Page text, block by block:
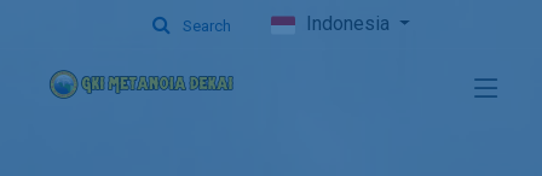
Search Indonesia